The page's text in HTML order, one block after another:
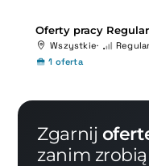
Oferty pracy
Wszystkie
Regular
1 oferta
Zgarnij
zanim